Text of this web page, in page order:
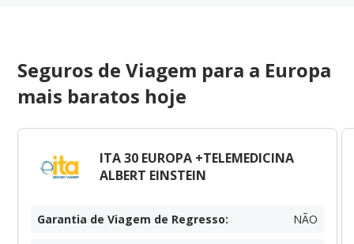
Seguros de Viagem para a Europa
mais baratos hoje
ITA 30 EUROPA +TELEMEDICINA
ALBERT EINSTEIN
Garantia de Viagem de Regresso: NÃO